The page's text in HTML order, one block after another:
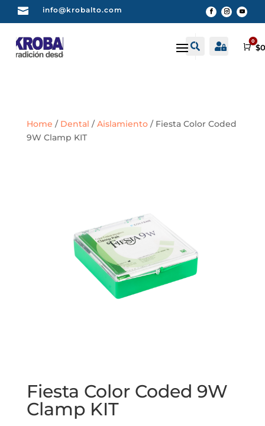
 info@krobalto.com
 Buscar
 Cuenta
0
$
Home / Dental /Aislamiento/ Fiesta Color Coded
9W Clamp KIT
Fiesta Color Coded 9W
Clamp KIT